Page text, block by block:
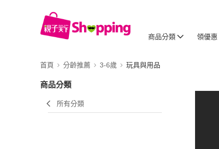
商品分類 領優惠
首頁 分齡推薦 3-6歲 玩具與用品
商品分類
所有分類